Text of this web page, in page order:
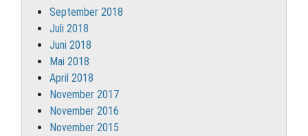
September 2018
Juli 2018
Juni 2018
Mai 2018
April 2018
November 2017
November 2016
November 2015